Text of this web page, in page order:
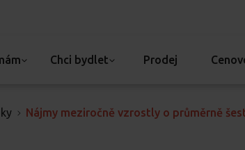
Chci bydlet Prodej
Nájmy meziročně vzrostly o průměrně